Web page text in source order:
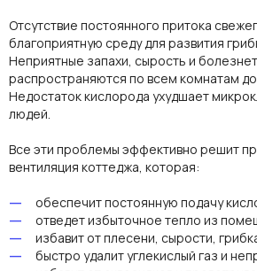
Отсутствие постоянного притока
благоприятную среду для развития
Неприятные запахи, сырость и
распространяются по всем комнатам
Недостаток кислорода ухудшает
людей.
Все эти проблемы эффективно решит
вентиляция коттеджа, которая:
обеспечит постоянную подачу
отведет избыточное тепло из
избавит от плесени, сырости,
быстро удалит углекислый газ и